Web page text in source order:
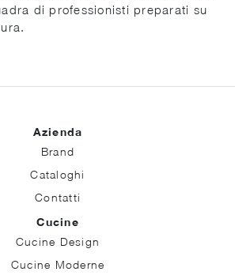
di professionisti preparati su
Azienda
Brand
Cataloghi
Contatti
Cucine
Cucine Design
Cucine Moderne